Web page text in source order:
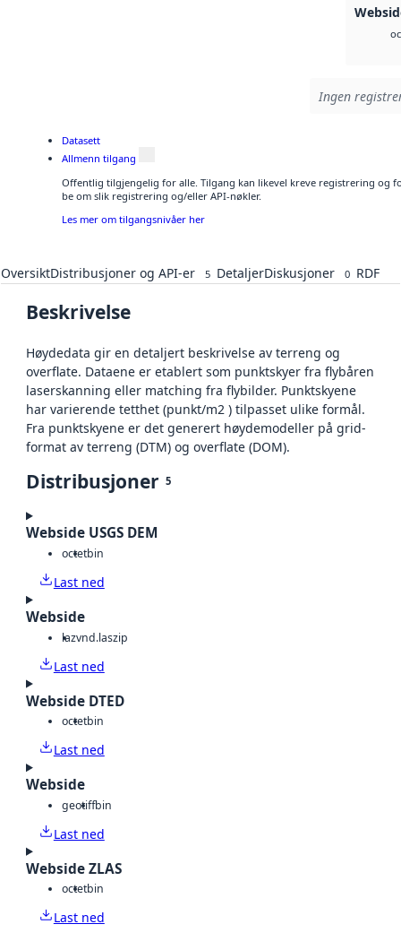
Ingen
Datasett
Allmenn tilgang
Offentlig tilgjengelig for alle. Tilgang kan likevel kreve registrering og
be om slik registrering og/eller API-nøkler.
Les mer om tilgangsnivåer her
OversiktDistribusjoner og API-er 5 DetaljerDiskusjoner 0 RDF
Beskrivelse
Høydedata gir en detaljert beskrivelse av terreng og
overflate. Dataene er etablert som punktskyer fra flybåren
laserskanning eller matching fra flybilder. Punktskyene
har varierende tetthet (punkt/m2 ) tilpasset ulike formål.
Fra punktskyene er det generert høydemodeller på grid-
format av terreng (DTM) og overflate (DOM).
Distribusjoner 5
Webside USGS DEM
octetbin
Last ned
Webside
lazvnd.laszip
Last ned
Webside DTED
octetbin
Last ned
Webside
geotiffbin
Last ned
Webside ZLAS
octetbin
Last ned